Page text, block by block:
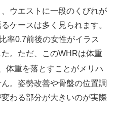
ウエストに一段のくびれが
ケースは多く見られます。
率0.7前後の女性がイラス
。ただ、このWHRは体重
体重を落とすことがメリハ
。姿勢改善や骨盤の位置調
わる部分が大きいのが実際